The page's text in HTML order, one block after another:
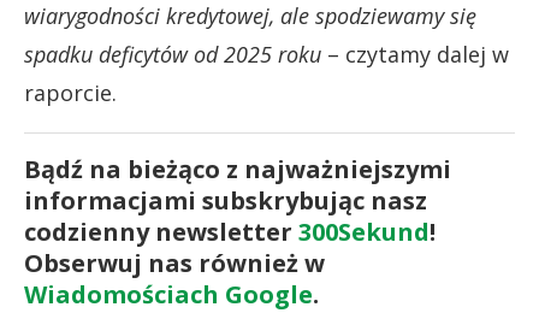
wiarygodności kredytowej, ale spodziewamy się
spadku deficytów od 2025 roku – czytamy dalej w
raporcie.
Bądź na bieżąco z najważniejszymi
informacjami subskrybując nasz
codzienny newsletter 300Sekund!
Obserwuj nas również w
Wiadomościach Google.